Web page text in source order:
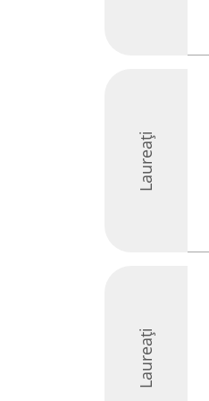
Laureați
Laureați